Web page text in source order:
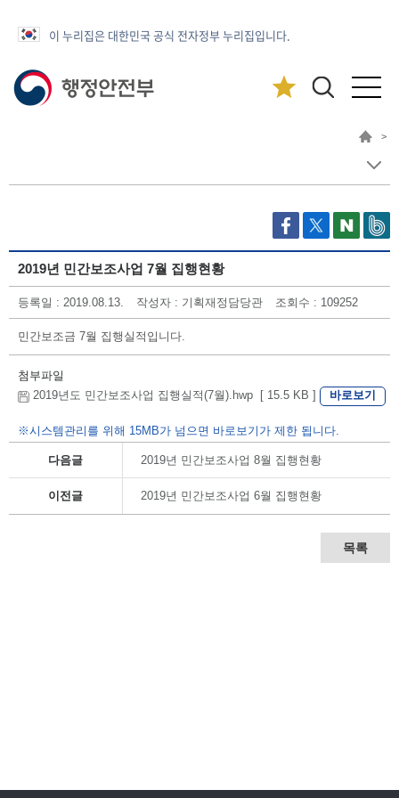
이 누리집은 대한민국 공식 전자정부 누리집입니다.
>
2019년 민간보조사업 7월 집행현황
등록일 : 2019.08.13. 작성자 : 기획재정담당관 조회수 : 109252
민간보조금 7월 집행실적입니다.
첨부파일
2019년도 민간보조사업 집행실적(7월).hwp [ 15.5 KB ]
바로보기
※시스템관리를 위해 15MB가 넘으면 바로보기가 제한 됩니다.
다음글 2019년 민간보조사업 8월 집행현황
이전글 2019년 민간보조사업 6월 집행현황
목록